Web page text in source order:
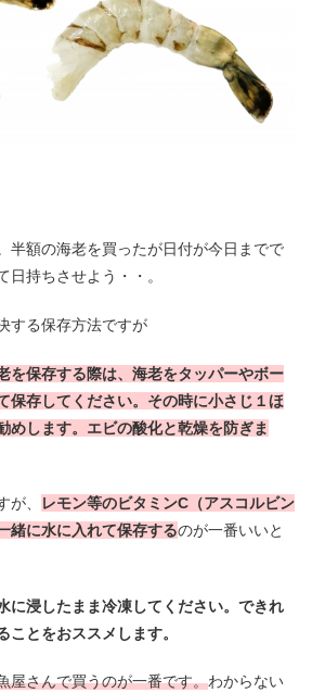
半額の海老を買ったが日付が今日までで
日持ちさせよう・・。
する保存方法ですが
を保存する際は、海老をタッパーやボー
保存してください。その時に小さじ１ほ
めします。エビの酸化と乾燥を防ぎま
が、
レモン等のビタミンC（アスコルビン
緒に水に入れて保存するのが一番いいと
に浸したまま冷凍してください。できれ
ことをおススメします。
屋さんで買うのが一番です。わからない